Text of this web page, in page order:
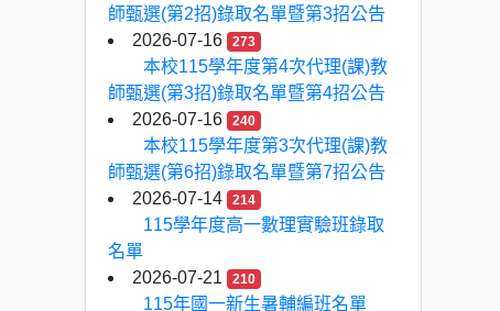
師甄選(第2招)錄取名單暨第3招公告
2026-07-16
273
本校115學年度第4次代理(課)教
師甄選(第3招)錄取名單暨第4招公告
2026-07-16
240
本校115學年度第3次代理(課)教
師甄選(第6招)錄取名單暨第7招公告
2026-07-14
214
115學年度高一數理實驗班錄取
名單
2026-07-21
210
115年國一新生暑輔編班名單